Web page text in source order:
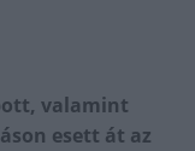
valamint
esett át az